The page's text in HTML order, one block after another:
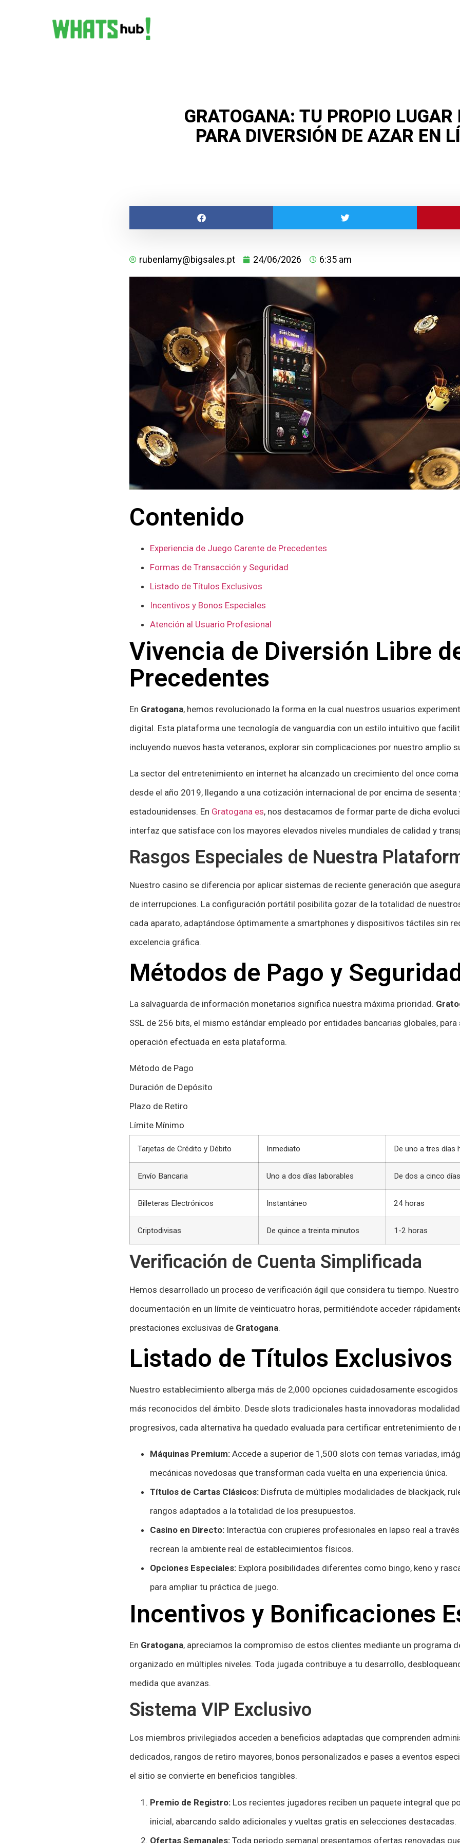
GRATOGANA: TU PROPIO LUGAR
PARA DIVERSIÓN DE AZAR EN
rubenlamy@bigsales.pt 24/06/2026 6:35 am
Contenido
Experiencia de Juego Carente de Precedentes
Formas de Transacción y Seguridad
Listado de Títulos Exclusivos
Incentivos y Bonos Especiales
Atención al Usuario Profesional
Vivencia de Diversión Libre
Precedentes
En Gratogana, hemos revolucionado la forma en la cual nuestros usuarios
digital. Esta plataforma une tecnología de vanguardia con un estilo intuitivo que
incluyendo nuevos hasta veteranos, explorar sin complicaciones por nuestro amplio
La sector del entretenimiento en internet ha alcanzado un crecimiento del once
desde el año 2019, llegando a una cotización internacional de por encima de
estadounidenses. En Gratogana es, nos destacamos de formar parte de dicha
interfaz que satisface con los mayores elevados niveles mundiales de calidad y
Rasgos Especiales de Nuestra
Nuestro casino se diferencia por aplicar sistemas de reciente generación que
de interrupciones. La configuración portátil posibilita gozar de la totalidad de
cada aparato, adaptándose óptimamente a smartphones y dispositivos táctiles sin
excelencia gráfica.
Métodos de Pago y
La salvaguarda de información monetarios significa nuestra máxima prioridad.
SSL de 256 bits, el mismo estándar empleado por entidades bancarias globales,
operación efectuada en esta plataforma.
Método de Pago
Duración de Depósito
Plazo de Retiro
Límite Mínimo
Tarjetas de Crédito y Débito Inmediato De uno a tres días
Envío Bancaria Uno a dos días laborables De dos a cinco
Billeteras Electrónicos Instantáneo 24 horas
Criptodivisas De quince a treinta minutos 1-2 horas
Verificación de Cuenta Simplificada
Hemos desarrollado un proceso de verificación ágil que considera tu tiempo.
documentación en un límite de veinticuatro horas, permitiéndote acceder
prestaciones exclusivas de Gratogana.
Listado de Títulos Exclusivos
Nuestro establecimiento alberga más de 2,000 opciones cuidadosamente
más reconocidos del ámbito. Desde slots tradicionales hasta innovadoras
progresivos, cada alternativa ha quedado evaluada para certificar entretenimiento de
Máquinas Premium: Accede a superior de 1,500 slots con temas variadas,
mecánicas novedosas que transforman cada vuelta en una experiencia única.
Títulos de Cartas Clásicos: Disfruta de múltiples modalidades de blackjack,
rangos adaptados a la totalidad de los presupuestos.
Casino en Directo: Interactúa con crupieres profesionales en lapso real a
recrean la ambiente real de establecimientos físicos.
Opciones Especiales: Explora posibilidades diferentes como bingo, keno y
para ampliar tu práctica de juego.
Incentivos y Bonificaciones
En Gratogana, apreciamos la compromiso de estos clientes mediante un programa
organizado en múltiples niveles. Toda jugada contribuye a tu desarrollo,
medida que avanzas.
Sistema VIP Exclusivo
Los miembros privilegiados acceden a beneficios adaptadas que comprenden
dedicados, rangos de retiro mayores, bonos personalizados e pases a eventos
el sitio se convierte en beneficios tangibles.
Premio de Registro: Los recientes jugadores reciben un paquete integral que
inicial, abarcando saldo adicionales y vueltas gratis en selecciones destacadas.
Ofertas Semanales: Toda periodo semanal presentamos ofertas renovadas